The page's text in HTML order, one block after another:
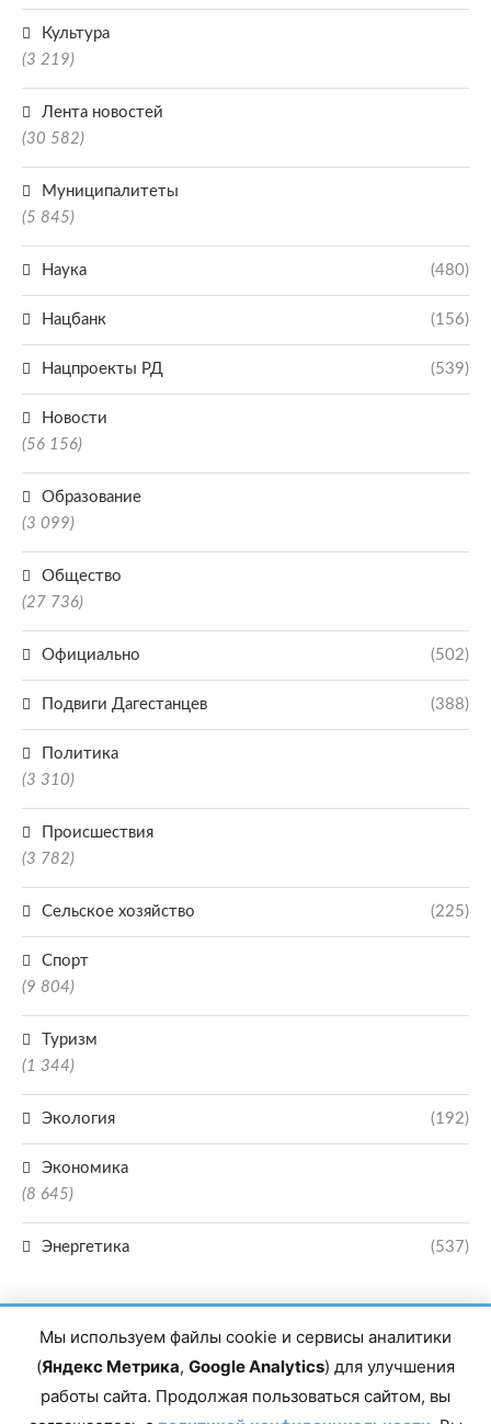
Культура
(3 219)
Лента новостей
(30 582)
Муниципалитеты
(5 845)
Наука (480)
Нацбанк (156)
Нацпроекты РД (539)
Новости
(56 156)
Образование
(3 099)
Общество
(27 736)
Официально (502)
Подвиги Дагестанцев (388)
Политика
(3 310)
Происшествия
(3 782)
Сельское хозяйство (225)
Спорт
(9 804)
Туризм
(1 344)
Экология (192)
Экономика
(8 645)
Энергетика (537)
Главный редактор сетевого издания Магомаев Тимур Нухович. Контакты
Мы используем файлы cookie и сервисы аналитики
(Яндекс Метрика, Google Analytics) для улучшения
работы сайта. Продолжая пользоваться сайтом, вы